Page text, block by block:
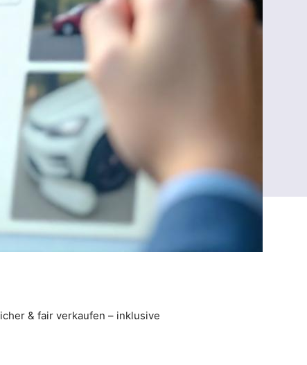
& fair verkaufen – inklusive